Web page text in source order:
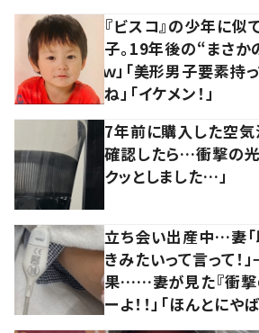
『ビスコ』の少年に
子。19年後の“まさ
ｗ」「美形男子要素持
ね」「イケメン！」
7年前に購入した空
確認したら…衝撃の光
クッとしました…」
立ち会い出産中…妻「
きみたいって言って！
果……妻が見た『衝撃
ーよ！！」「ほんとにや